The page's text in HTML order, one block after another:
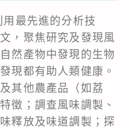
最先進的分析技
，聚焦研究及發現風
然產物中發現的生物
現都有助人類健康。
其他農產品（如荔
徵；調查風味調製、
釋放及味道調製；探